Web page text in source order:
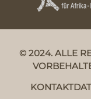
© 2024. ALLE
KONTAKT